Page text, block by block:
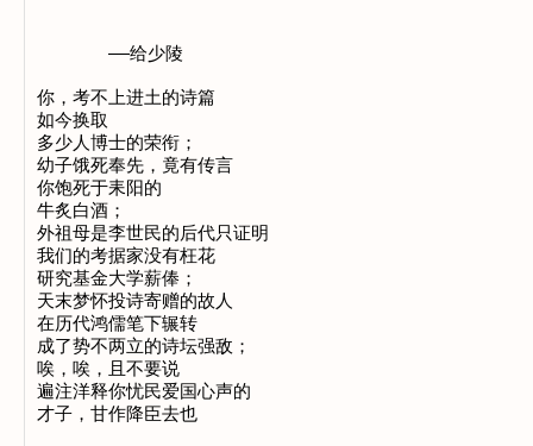
——给少陵
你，考不上进土的诗篇
如今换取
多少人博士的荣衔；
幼子饿死奉先，竟有传言
你饱死于耒阳的
牛炙白酒；
外祖母是李世民的后代只证明
我们的考据家没有枉花
研究基金大学薪俸；
天末梦怀投诗寄赠的故人
在历代鸿儒笔下辗转
成了势不两立的诗坛强敌；
唉，唉，且不要说
遍注洋释你忧民爱国心声的
才子，甘作降臣去也